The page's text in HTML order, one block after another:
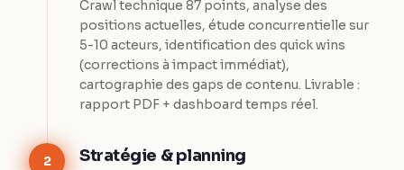
Crawl technique 87 points, analyse des
positions actuelles, étude concurrentielle sur
5-10 acteurs, identification des quick wins
(corrections à impact immédiat),
cartographie des gaps de contenu. Livrable :
rapport PDF + dashboard temps réel.
2 Stratégie & planning